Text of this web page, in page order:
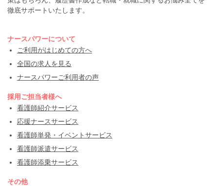
徹底サポートいたします。
ナースパワーについて
ご利用がはじめての方へ
全国の求人を見る
ナースパワーご利用者の声
採用ご担当者様へ
看護師紹介サービス
応援ナースサービス
看護師単発・イベントサービス
看護師派遣サービス
看護師添乗サービス
その他